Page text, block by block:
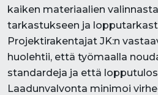
kaiken materiaalien
tarkastukseen ja
Projektirakentajat JK:n
huolehtii, että työmaalla
standardeja ja että
Laadunvalvonta minimoi